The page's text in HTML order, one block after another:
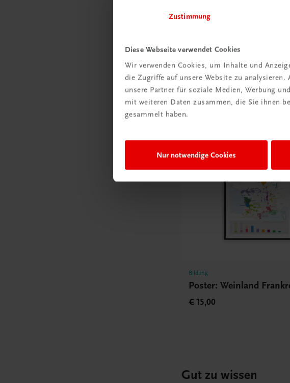
Zustimmung
Diese Webseite verwendet Cookies
Wir verwenden Cookies, um Inhalte und
die Zugriffe auf unsere Website zu
unsere Partner für soziale Medien, Werbung
mit weiteren Daten zusammen, die Sie ihnen
gesammelt haben.
Nur notwendige Cookies
Poster:
€ 15,00
Bildung
Poster: Weinland
€ 15,00
Gut zu wissen